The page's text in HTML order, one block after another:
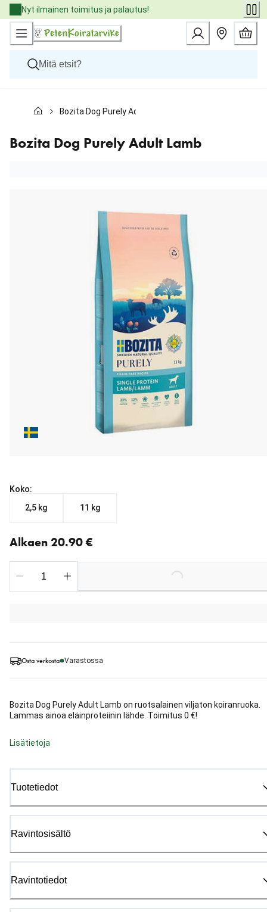
Skip
to
Content
Nyt ilmainen toimitus ja palautus!
Kissat
Eläinlääkäriruoat
Tuotemerkit
Bozita Dog Purely Adult Lamb
Bozita Dog Purely Adult Lamb
Osta verkosta Varastossa
Bozita Dog Purely Adult Lamb on ruotsalainen viljaton koiranruoka.
Lammas ainoa eläinproteiinin lähde. Toimitus 0 €!
Lisätietoja
Tuotetiedot
Ravintosisältö
Ravintotiedot
Koko:
2,5 kg
11 kg
Alkaen 20.90 €
Loading...